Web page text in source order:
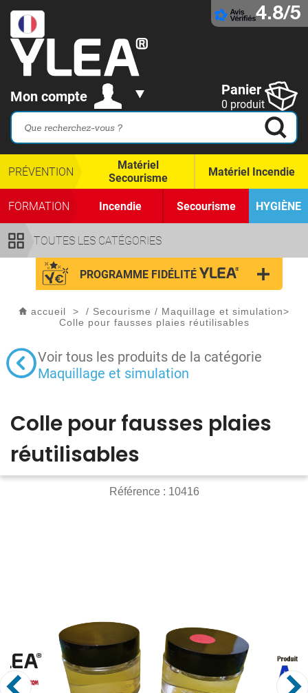
4.8/5
Mon compte Panier
0 produit
TOUTES LES CATÉGORIES
PRÉVENTION
Matériel
Secourisme
Matériel Incendie
FORMATION Incendie Secourisme HYGIÈNE
PROGRAMME FIDÉLITÉ
accueil > / Secourisme / Maquillage et simulation>
Colle pour fausses plaies réutilisables
Voir tous les produits de la catégorie
Maquillage et simulation
Colle pour fausses plaies
réutilisables
Référence : 10416